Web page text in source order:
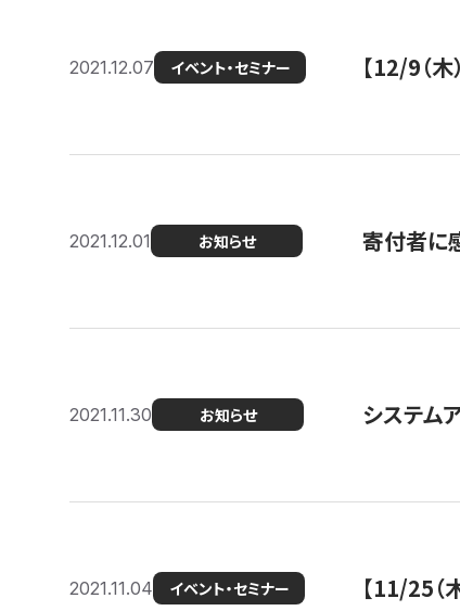
2021.12.07 イベント・セミナー 【12/9（
2021.12.01 お知らせ 寄付者に
2021.11.30 お知らせ システム
2021.11.04 イベント・セミナー 【11/25（